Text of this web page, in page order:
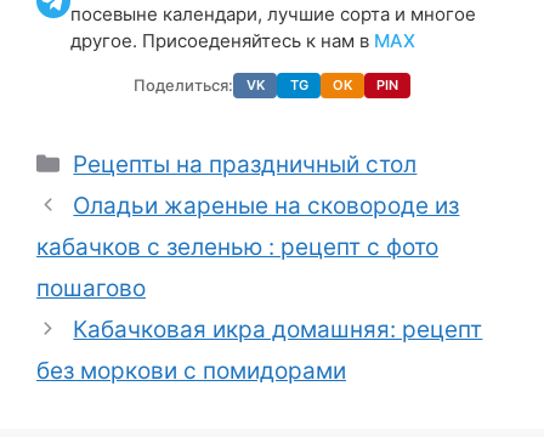
посевыне календари, лучшие сорта и многое
другое. Присоеденяйтесь к нам в МАХ
Поделиться: VK TG OK PIN
Рубрики
Рецепты на праздничный стол
Оладьи жареные на сковороде из
кабачков с зеленью : рецепт с фото
пошагово
Кабачковая икра домашняя: рецепт
без моркови с помидорами